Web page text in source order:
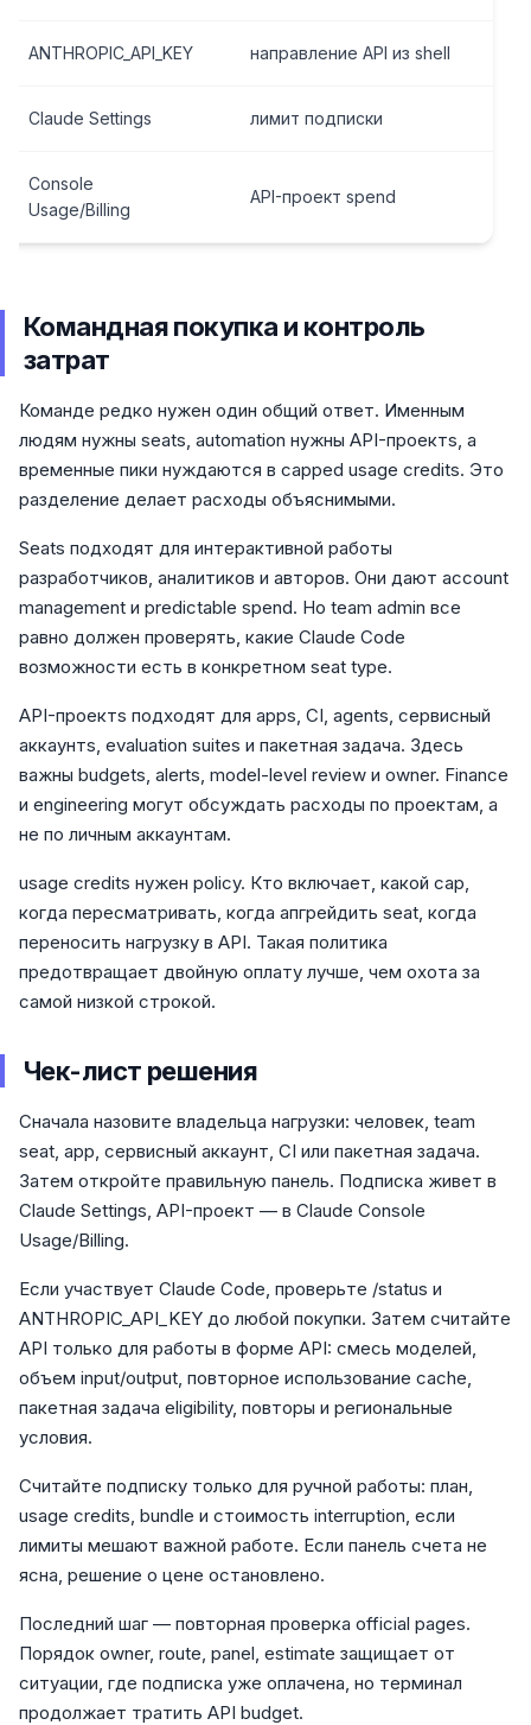
ANTHROPIC_API_KEY направление API из shell
Claude Settings лимит подписки
Console
Usage/Billing
API-проект spend
Командная покупка и контроль
затрат
Команде редко нужен один общий ответ. Именным
людям нужны seats, automation нужны API-проектs, а
временные пики нуждаются в capped usage credits. Это
разделение делает расходы объяснимыми.
Seats подходят для интерактивной работы
разработчиков, аналитиков и авторов. Они дают account
management и predictable spend. Но team admin все
равно должен проверять, какие Claude Code
возможности есть в конкретном seat type.
API-проектs подходят для apps, CI, agents, сервисный
аккаунтs, evaluation suites и пакетная задача. Здесь
важны budgets, alerts, model-level review и owner. Finance
и engineering могут обсуждать расходы по проектам, а
не по личным аккаунтам.
usage credits нужен policy. Кто включает, какой cap,
когда пересматривать, когда апгрейдить seat, когда
переносить нагрузку в API. Такая политика
предотвращает двойную оплату лучше, чем охота за
самой низкой строкой.
Чек-лист решения
Сначала назовите владельца нагрузки: человек, team
seat, app, сервисный аккаунт, CI или пакетная задача.
Затем откройте правильную панель. Подписка живет в
Claude Settings, API-проект — в Claude Console
Usage/Billing.
Если участвует Claude Code, проверьте /status и
ANTHROPIC_API_KEY до любой покупки. Затем считайте
API только для работы в форме API: смесь моделей,
объем input/output, повторное использование cache,
пакетная задача eligibility, повторы и региональные
условия.
Считайте подписку только для ручной работы: план,
usage credits, bundle и стоимость interruption, если
лимиты мешают важной работе. Если панель счета не
ясна, решение о цене остановлено.
Последний шаг — повторная проверка official pages.
Порядок owner, route, panel, estimate защищает от
ситуации, где подписка уже оплачена, но терминал
продолжает тратить API budget.